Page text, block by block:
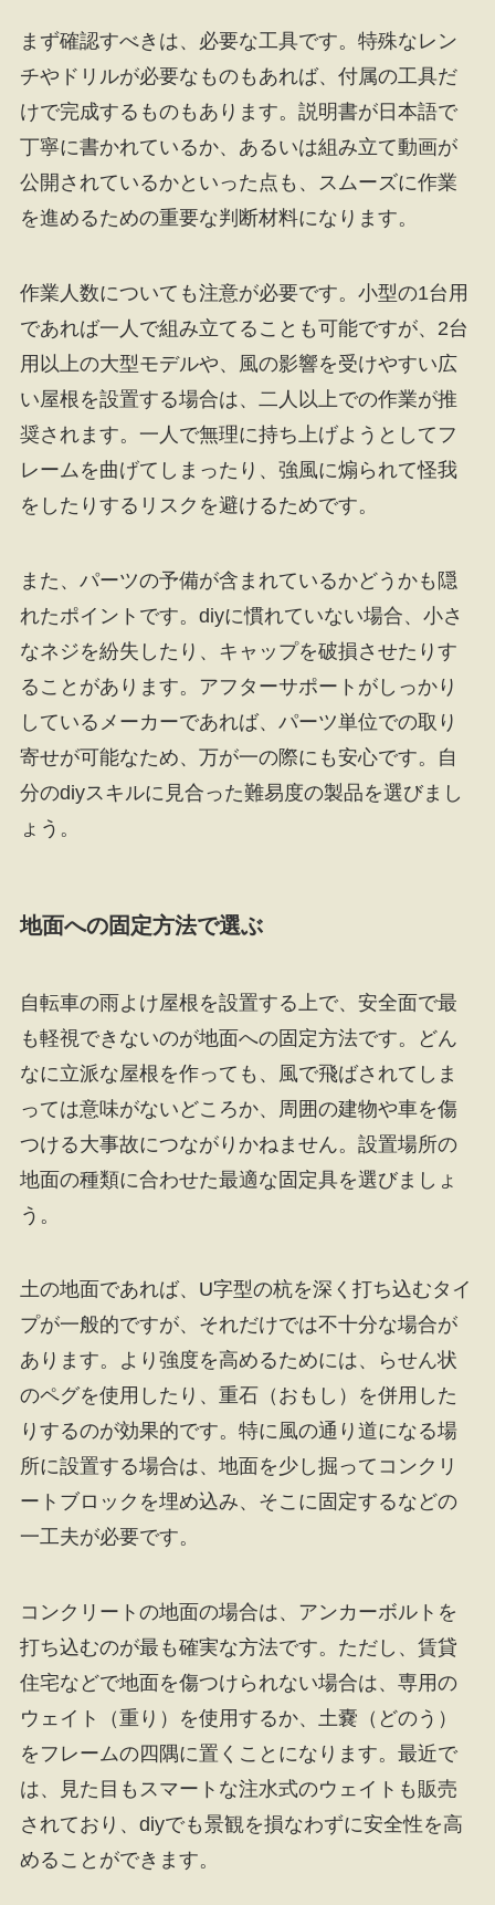
まず確認すべきは、必要な工具です。特殊なレン
チやドリルが必要なものもあれば、付属の工具だ
けで完成するものもあります。説明書が日本語で
丁寧に書かれているか、あるいは組み立て動画が
公開されているかといった点も、スムーズに作業
を進めるための重要な判断材料になります。
作業人数についても注意が必要です。小型の1台用
であれば一人で組み立てることも可能ですが、2台
用以上の大型モデルや、風の影響を受けやすい広
い屋根を設置する場合は、二人以上での作業が推
奨されます。一人で無理に持ち上げようとしてフ
レームを曲げてしまったり、強風に煽られて怪我
をしたりするリスクを避けるためです。
また、パーツの予備が含まれているかどうかも隠
れたポイントです。diyに慣れていない場合、小さ
なネジを紛失したり、キャップを破損させたりす
ることがあります。アフターサポートがしっかり
しているメーカーであれば、パーツ単位での取り
寄せが可能なため、万が一の際にも安心です。自
分のdiyスキルに見合った難易度の製品を選びまし
ょう。
地面への固定方法で選ぶ
自転車の雨よけ屋根を設置する上で、安全面で最
も軽視できないのが地面への固定方法です。どん
なに立派な屋根を作っても、風で飛ばされてしま
っては意味がないどころか、周囲の建物や車を傷
つける大事故につながりかねません。設置場所の
地面の種類に合わせた最適な固定具を選びましょ
う。
土の地面であれば、U字型の杭を深く打ち込むタイ
プが一般的ですが、それだけでは不十分な場合が
あります。より強度を高めるためには、らせん状
のペグを使用したり、重石（おもし）を併用した
りするのが効果的です。特に風の通り道になる場
所に設置する場合は、地面を少し掘ってコンクリ
ートブロックを埋め込み、そこに固定するなどの
一工夫が必要です。
コンクリートの地面の場合は、アンカーボルトを
打ち込むのが最も確実な方法です。ただし、賃貸
住宅などで地面を傷つけられない場合は、専用の
ウェイト（重り）を使用するか、土嚢（どのう）
をフレームの四隅に置くことになります。最近で
は、見た目もスマートな注水式のウェイトも販売
されており、diyでも景観を損なわずに安全性を高
めることができます。